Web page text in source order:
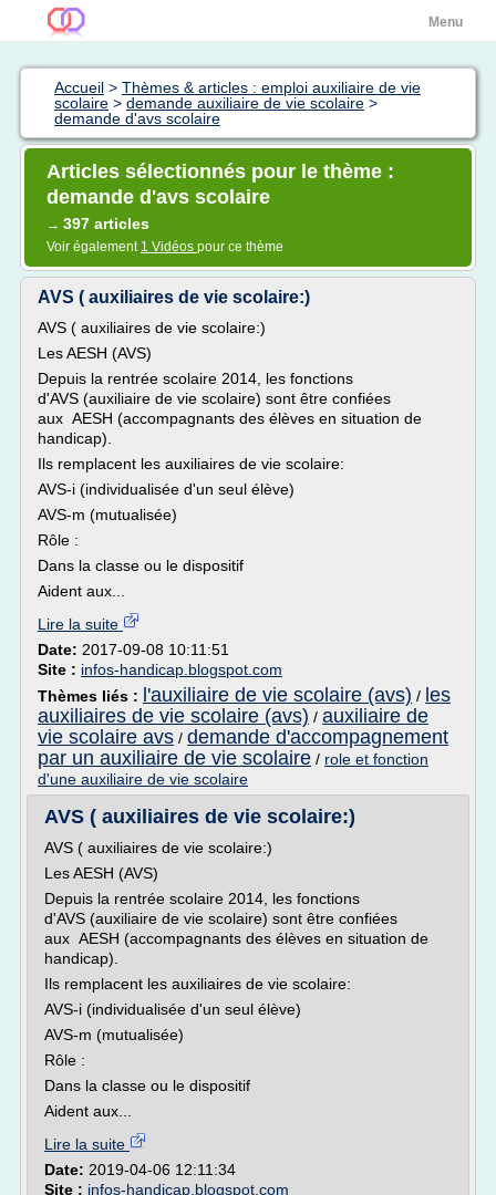
Menu
Accueil > Thèmes & articles : emploi auxiliaire de vie
scolaire > demande auxiliaire de vie scolaire >
demande d'avs scolaire
Articles sélectionnés pour le thème :
demande d'avs scolaire
→ 397 articles
Voir également 1 Vidéos pour ce thème
AVS ( auxiliaires de vie scolaire:)
AVS ( auxiliaires de vie scolaire:)
Les AESH (AVS)
Depuis la rentrée scolaire 2014, les fonctions
d'AVS (auxiliaire de vie scolaire) sont être confiées
aux AESH (accompagnants des élèves en situation de
handicap).
Ils remplacent les auxiliaires de vie scolaire:
AVS-i (individualisée d'un seul élève)
AVS-m (mutualisée)
Rôle :
Dans la classe ou le dispositif
Aident aux...
Lire la suite
Date: 2017-09-08 10:11:51
Site : infos-handicap.blogspot.com
Thèmes liés :
l'auxiliaire de vie scolaire (avs) / les
auxiliaires de vie scolaire (avs) / auxiliaire de
vie scolaire avs / demande d'accompagnement
par un auxiliaire de vie scolaire / role et fonction
d'une auxiliaire de vie scolaire
AVS ( auxiliaires de vie scolaire:)
AVS ( auxiliaires de vie scolaire:)
Les AESH (AVS)
Depuis la rentrée scolaire 2014, les fonctions
d'AVS (auxiliaire de vie scolaire) sont être confiées
aux AESH (accompagnants des élèves en situation de
handicap).
Ils remplacent les auxiliaires de vie scolaire:
AVS-i (individualisée d'un seul élève)
AVS-m (mutualisée)
Rôle :
Dans la classe ou le dispositif
Aident aux...
Lire la suite
Date: 2019-04-06 12:11:34
Site : infos-handicap.blogspot.com